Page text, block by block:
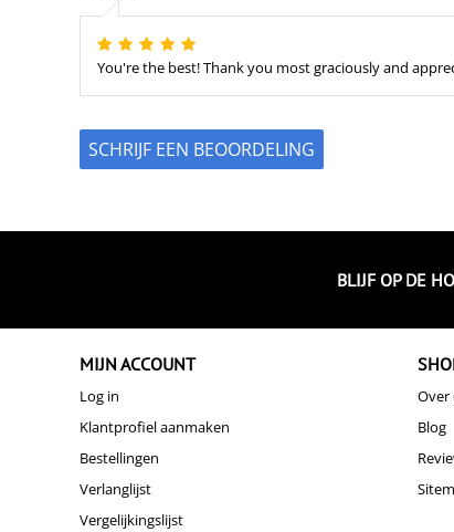
You're the best! Thank you most graciously and
SCHRIJF EEN BEOORDELING
BLIJF OP DE
MIJN ACCOUNT
Log in
Klantprofiel aanmaken
Bestellingen
Verlanglijst
Vergelijkingslijst
Over
Blog